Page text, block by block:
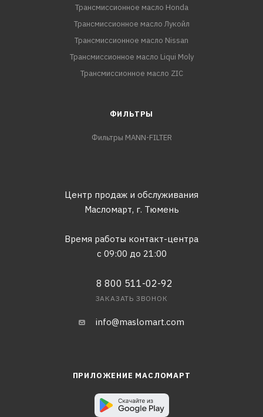
Трансмиссионное масло Honda
Трансмиссионное масло Лукойл
Трансмиссионное масло Nissan
Трансмиссионное масло Liqui Moly
Трансмиссионное масло ZIC
ФИЛЬТРЫ
Фильтры MANN-FILTER
Центр продаж и обслуживания
Масломарт, г. Тюмень
Время работы контакт-центра
с 09:00 до 21:00
8 800 511-02-92
ЗАКАЗАТЬ ЗВОНОК
info@maslomart.com
ПРИЛОЖЕНИЕ МАСЛОМАРТ